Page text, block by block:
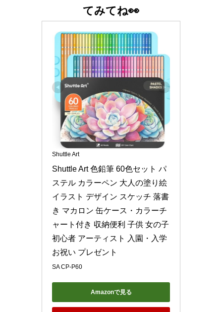
てみてね👀
Shuttle Art
Shuttle Art 色鉛筆 60色セット パ
ステル カラーペン 大人の塗り絵
イラスト デザイン スケッチ 落書
き マカロン 缶ケース・カラーチ
ャート付き 収納便利 子供 女の子
初心者 アーティスト 入園・入学
お祝い プレゼント
SA CP-P60
Amazonで見る